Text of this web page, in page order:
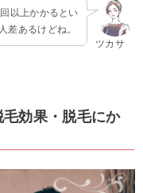
ツカサ
以上かかるとい
差あるけどね。
効果・脱毛にか